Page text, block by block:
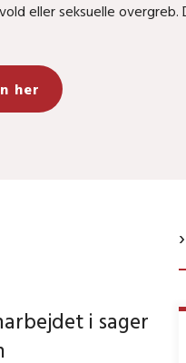
eller seksuelle overgreb.
her
i sager